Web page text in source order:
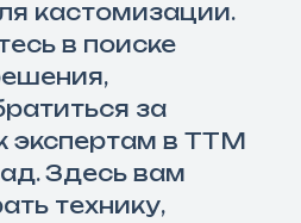
кастомизации.
в поиске
за
экспертам в ТТМ
Здесь вам
технику,